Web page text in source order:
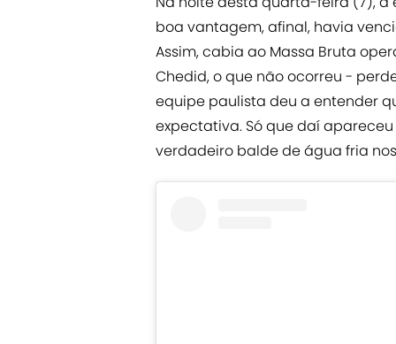
boa vantagem, afinal, havia
Assim, cabia ao Massa Bruta
Chedid, o que não ocorreu -
equipe paulista deu a entender
expectativa. Só que daí
verdadeiro balde de água fria